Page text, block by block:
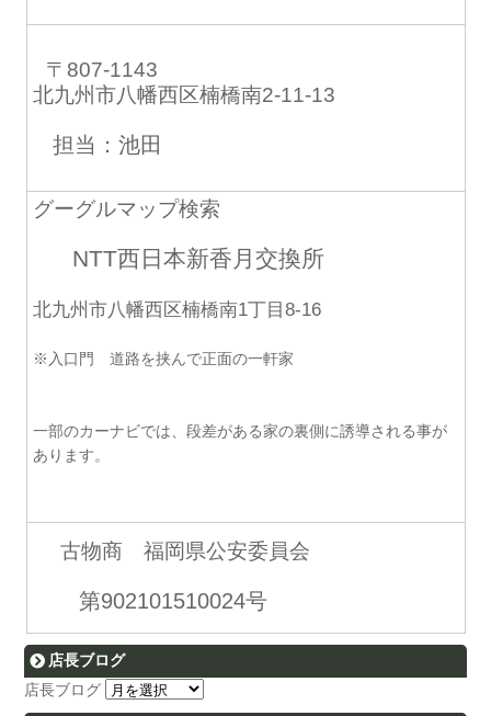
〒807-1143
北九州市八幡西区楠橋南2-11-13
担当：池田
グーグルマップ検索
NTT西日本新香月交換所
北九州市八幡西区楠橋南1丁目8-16
※入口門 道路を挟んで正面の一軒家
一部のカーナビでは、段差がある家の裏側に誘導される事が
あります。
古物商 福岡県公安委員会
第902101510024号
店長ブログ
店長ブログ